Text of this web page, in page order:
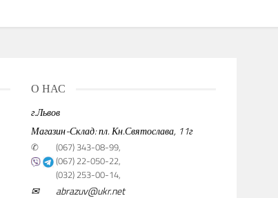
О НАС
г.Львов
Магазин-Склад: пл. Кн.Святослава, 11г
✆
(067) 343-08-99,
(067) 22-050-22,
(032) 253-00-14,
✉ abrazuv@ukr.net